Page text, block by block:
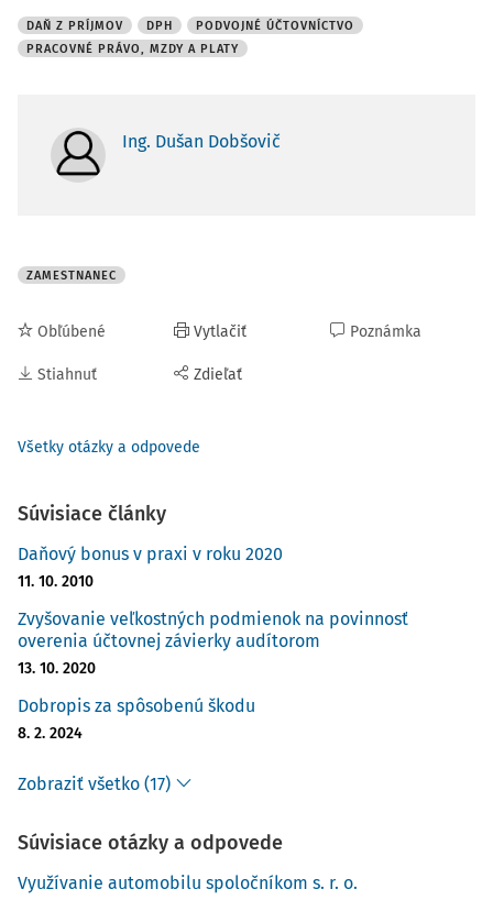
DAŇ Z PRÍJMOV DPH
PODVOJNÉ ÚČTOVNÍCTVO
PRACOVNÉ PRÁVO, MZDY A PLATY
Ing. Dušan Dobšovič
ZAMESTNANEC
Obľúbené
Stiahnuť
Vytlačiť
Zdieľať
Poznámka
Všetky otázky a odpovede
Súvisiace články
Daňový bonus v praxi v roku 2020
11. 10. 2010
Zvyšovanie veľkostných podmienok na povinnosť
overenia účtovnej závierky audítorom
13. 10. 2020
Dobropis za spôsobenú škodu
8. 2. 2024
Zobraziť všetko (17)
Súvisiace otázky a odpovede
Využívanie automobilu spoločníkom s. r. o.